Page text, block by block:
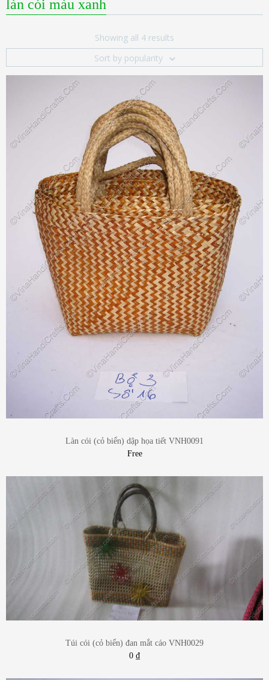
làn cói màu xanh
Showing all 4 results
Sort by popularity
Làn cói (cỏ biển) dập họa tiết VNH0091
Free
Túi cói (cỏ biển) đan mắt cáo VNH0029
0 ₫